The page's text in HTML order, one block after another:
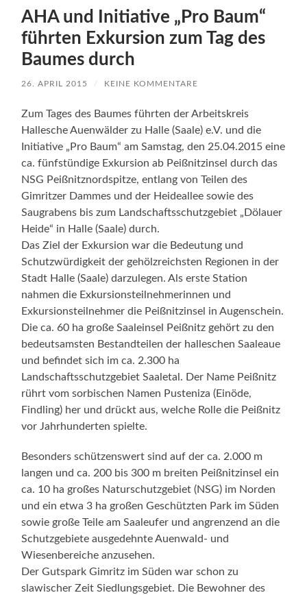
AHA und Initiative „Pro Baum“
führten Exkursion zum Tag des
Baumes durch
26. APRIL 2015 / KEINE KOMMENTARE
Zum Tages des Baumes führten der Arbeitskreis
Hallesche Auenwälder zu Halle (Saale) e.V. und die
Initiative „Pro Baum“ am Samstag, den 25.04.2015 eine
ca. fünfstündige Exkursion ab Peißnitzinsel durch das
NSG Peißnitznordspitze, entlang von Teilen des
Gimritzer Dammes und der Heideallee sowie des
Saugrabens bis zum Landschaftsschutzgebiet „Dölauer
Heide“ in Halle (Saale) durch.
Das Ziel der Exkursion war die Bedeutung und
Schutzwürdigkeit der gehölzreichsten Regionen in der
Stadt Halle (Saale) darzulegen. Als erste Station
nahmen die Exkursionsteilnehmerinnen und
Exkursionsteilnehmer die Peißnitzinsel in Augenschein.
Die ca. 60 ha große Saaleinsel Peißnitz gehört zu den
bedeutsamsten Bestandteilen der halleschen Saaleaue
und befindet sich im ca. 2.300 ha
Landschaftsschutzgebiet Saaletal. Der Name Peißnitz
rührt vom sorbischen Namen Pusteniza (Einöde,
Findling) her und drückt aus, welche Rolle die Peißnitz
vor Jahrhunderten spielte.
Besonders schützenswert sind auf der ca. 2.000 m
langen und ca. 200 bis 300 m breiten Peißnitzinsel ein
ca. 10 ha großes Naturschutzgebiet (NSG) im Norden
und ein etwa 3 ha großen Geschützten Park im Süden
sowie große Teile am Saaleufer und angrenzend an die
Schutzgebiete ausgedehnte Auenwald- und
Wiesenbereiche anzusehen.
Der Gutspark Gimritz im Süden war schon zu
slawischer Zeit Siedlungsgebiet. Die Bewohner des